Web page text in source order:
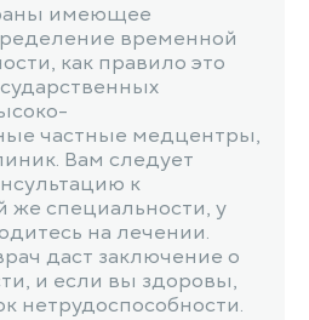
имеющее
временной
как правило это
частные медцентры,
Вам следует
к
же специальности, у
на лечении.
даст заключение о
и если вы здоровы,
нетрудоспособности.